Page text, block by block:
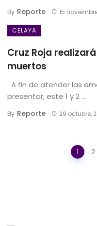
By Reporte 15
CELAYA
Cruz Roja
muertos
A fin de atender las
presentar, este 1 y 2 ...
By Reporte 29 octubre,
1 2